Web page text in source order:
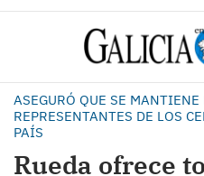
ASEGURÓ QUE SE
REPRESENTANTES DE LOS
PAÍS
Rueda ofrece